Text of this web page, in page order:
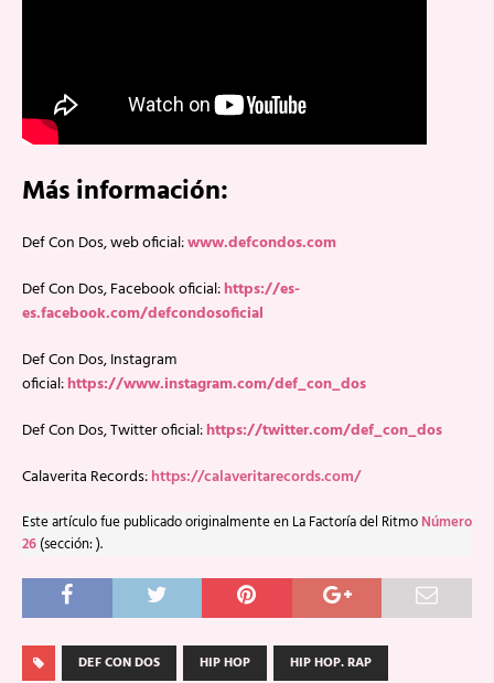
Más información:
Def Con Dos, web oficial:www.defcondos.com
Def Con Dos, Facebook oficial:https://es-
es.facebook.com/defcondosoficial
Def Con Dos, Instagram
oficial:https://www.instagram.com/def_con_dos
Def Con Dos, Twitter oficial:https://twitter.com/def_con_dos
Calaverita Records:https://calaveritarecords.com/
Este artículo fue publicado originalmente en La Factoría del Ritmo Número
26 (sección: ).
DEF CON DOS HIP HOP
HIP HOP. RAP